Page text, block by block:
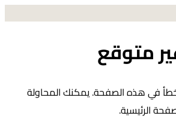
متوقع
خطأ في هذه الصفحة. يمكنك المحاولة
الرئيسية.